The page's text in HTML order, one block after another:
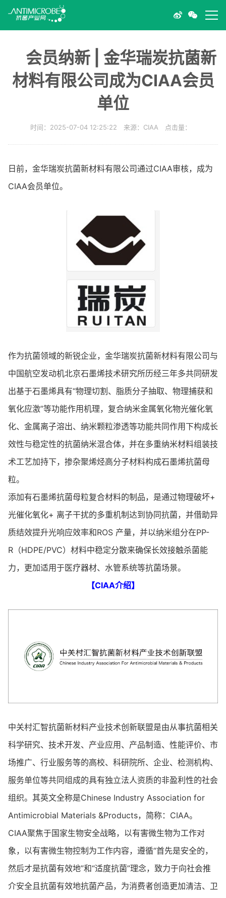
会员纳新 | 金华瑞炭抗菌新
材料有限公司成为CIAA会员
单位
时间：2025-07-04 12:25:22 来源：CIAA 点击量：
日前，金华瑞炭抗菌新材料有限公司通过CIAA审核，成为
CIAA会员单位。
作为抗菌领域的新锐企业，金华瑞炭抗菌新材料有限公司与
中国航空发动机北京石墨烯技术研究所历经三年多共同研发
出基于石墨烯具有“物理切割、脂质分子抽取、物理捕获和
氧化应激”等功能作用机理，复合纳米金属氧化物光催化氧
化、金属离子溶出、纳米颗粒渗透等功能共同作用下构成长
效性与稳定性的抗菌纳米混合体，并在多重纳米材料组装技
术工艺加持下，掺杂聚烯烃高分子材料构成石墨烯抗菌母
粒。
添加有石墨烯抗菌母粒复合材料的制品，是通过物理破坏+
光催化氧化+ 离子干扰的多重机制达到协同抗菌，并借助异
质结效提升光响应效率和ROS 产量，并以纳米组分在PP-
R（HDPE/PVC）材料中稳定分散来确保长效接触杀菌能
力，更加适用于医疗器材、水管系统等抗菌场景。
【CIAA介绍】
中关村汇智抗菌新材料产业技术创新联盟是由从事抗菌相关
科学研究、技术开发、产业应用、产品制造、性能评价、市
场推广、行业服务等的高校、科研院所、企业、检测机构、
服务单位等共同组成的具有独立法人资质的非盈利性的社会
组织。其英文全称是Chinese Industry Association for
Antimicrobial Materials &Products，简称：CIAA。
CIAA聚焦于国家生物安全战略，以有害微生物为工作对
象，以有害微生物控制为工作内容，遵循“首先是安全的，
然后才是抗菌有效地”和“适度抗菌”理念，致力于向社会推
介安全且抗菌有效地抗菌产品，为消费者创造更加清洁、卫